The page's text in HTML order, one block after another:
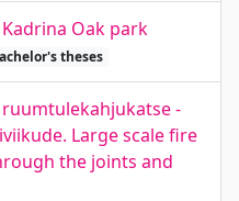
Oak park
theses
-
Large scale fire
the joints and